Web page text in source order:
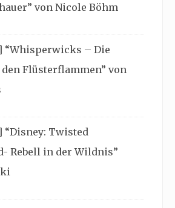
von Nicole Böhm
“Whisperwicks – Die
den Flüsterflammen” von
“Disney: Twisted
Rebell in der Wildnis”